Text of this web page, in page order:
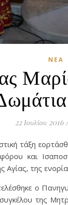
ΝΈΑ
22 Ιουλίου 2016 /
τάξη
και
Αγίας, της
ο
της